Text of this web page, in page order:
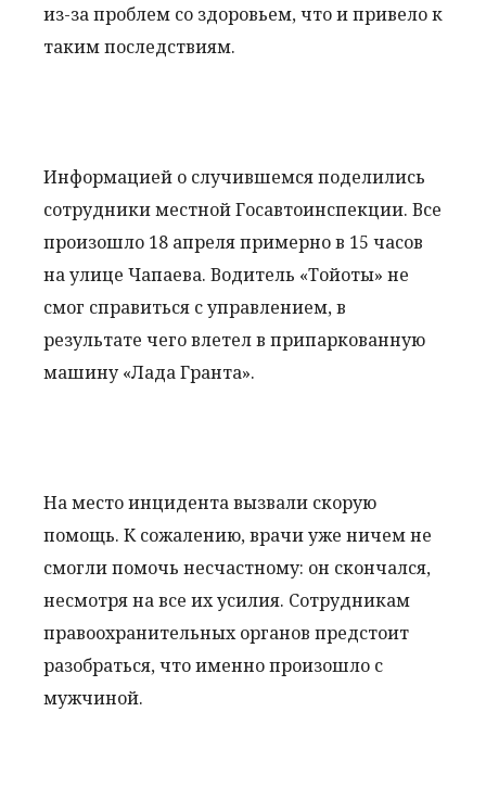
из-за проблем со здоровьем, что и привело к
таким последствиям.
Информацией о случившемся поделились
сотрудники местной Госавтоинспекции. Все
произошло 18 апреля примерно в 15 часов
на улице Чапаева. Водитель «Тойоты» не
смог справиться с управлением, в
результате чего влетел в припаркованную
машину «Лада Гранта».
На место инцидента вызвали скорую
помощь. К сожалению, врачи уже ничем не
смогли помочь несчастному: он скончался,
несмотря на все их усилия. Сотрудникам
правоохранительных органов предстоит
разобраться, что именно произошло с
мужчиной.